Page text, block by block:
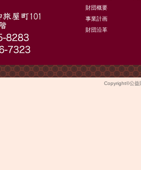
財団概要
事業計画
財団沿革
Copyright©公益